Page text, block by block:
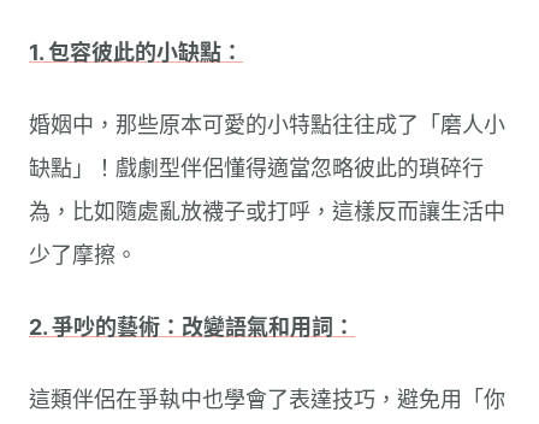
1. 包容彼此的小缺點：
婚姻中，那些原本可愛的小特點往往成了「磨人小
缺點」！戲劇型伴侶懂得適當忽略彼此的瑣碎行
為，比如隨處亂放襪子或打呼，這樣反而讓生活中
少了摩擦。
2. 爭吵的藝術：改變語氣和用詞：
這類伴侶在爭執中也學會了表達技巧，避免用「你